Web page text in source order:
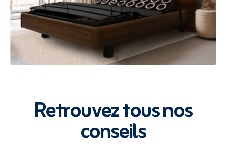
Retrouvez tous nos
conseils